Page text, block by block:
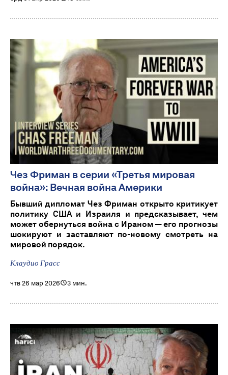
Чез Фриман в серии «Третья мировая
война»: Вечная война Америки
Бывший дипломат Чез Фриман открыто критикует
политику США и Израиля и предсказывает, чем
может обернуться война с Ираном — его прогнозы
шокируют и заставляют по-новому смотреть на
мировой порядок.
Клаудио Грасс
чтв 26 мар 2026 3 мин.